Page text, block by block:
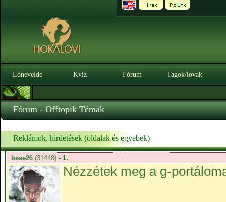
Lónevelde Kvíz Fórum Tagok/lovak
Fórum - Offtopik Témák
Reklámok, hirdetések (oldalak és egyebek)
bese26(31448) - 1.
Nézzétek meg a g-